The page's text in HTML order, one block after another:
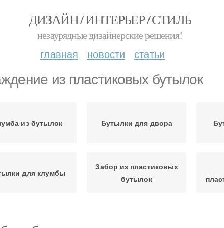
ДИЗАЙН / ИНТЕРЬЕР / СТИЛЬ
незаурядные дизайнерские решения!
главная новости статьи
из пластиковых бутылок
из бутылок Бутылки для двора
для клумбы
Забор из пластиковых
бутылок